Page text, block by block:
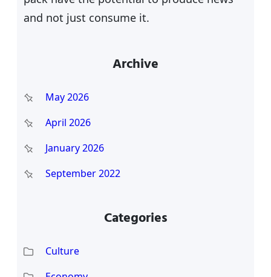
and not just consume it.
Archive
May 2026
April 2026
January 2026
September 2022
Categories
Culture